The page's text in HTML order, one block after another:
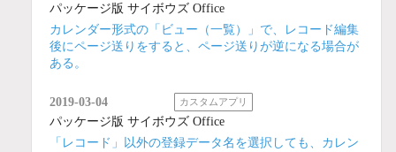
パッケージ版 サイボウズ Office
カレンダー形式の「ビュー（一覧）」で、レコード編集
後にページ送りをすると、ページ送りが逆になる場合が
ある。
2019-03-04 カスタムアプリ
パッケージ版 サイボウズ Office
「レコード」以外の登録データ名を選択しても、カレン